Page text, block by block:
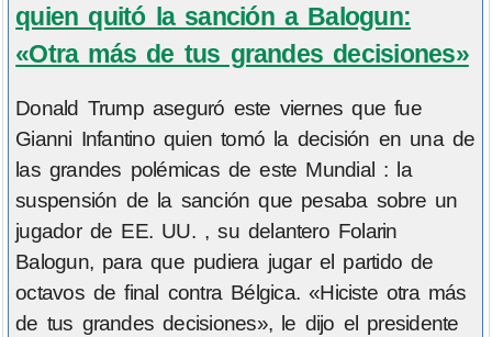
quien quitó la sanción a Balogun:
«Otra más de tus grandes decisiones»
Donald Trump aseguró este viernes que fue
Gianni Infantino quien tomó la decisión en una de
las grandes polémicas de este Mundial : la
suspensión de la sanción que pesaba sobre un
jugador de EE. UU. , su delantero Folarin
Balogun, para que pudiera jugar el partido de
octavos de final contra Bélgica. «Hiciste otra más
de tus grandes decisiones», le dijo el presidente